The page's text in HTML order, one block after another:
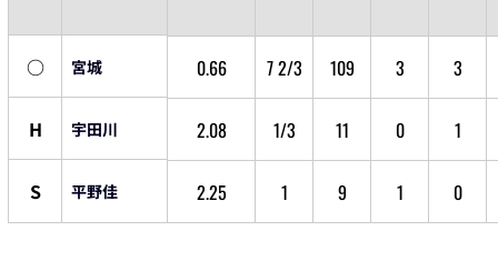
○ 宮城 0.66 7 2/3 109 3 3
H 宇田川 2.08 1/3 11 0 1
S 平野佳 2.25 1 9 1 0